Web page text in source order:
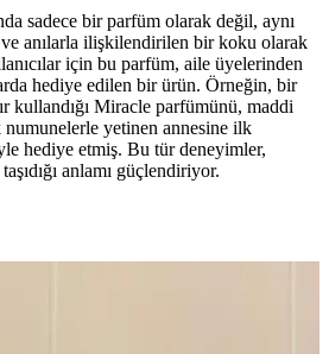
sadece bir parfüm olarak değil, aynı
anılarla ilişkilendirilen bir koku olarak
için bu parfüm, aile üyelerinden
hediye edilen bir ürün. Örneğin, bir
kullandığı Miracle parfümünü, maddi
yetinen annesine ilk
hediye etmiş. Bu tür deneyimler,
anlamı güçlendiriyor.